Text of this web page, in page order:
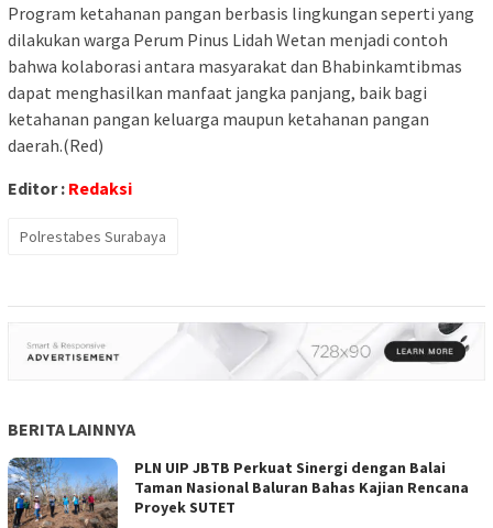
Program ketahanan pangan berbasis lingkungan seperti yang
dilakukan warga Perum Pinus Lidah Wetan menjadi contoh
bahwa kolaborasi antara masyarakat dan Bhabinkamtibmas
dapat menghasilkan manfaat jangka panjang, baik bagi
ketahanan pangan keluarga maupun ketahanan pangan
daerah.(Red)
Editor : Redaksi
Polrestabes Surabaya
BERITA LAINNYA
PLN UIP JBTB Perkuat Sinergi dengan Balai
Taman Nasional Baluran Bahas Kajian Rencana
Proyek SUTET